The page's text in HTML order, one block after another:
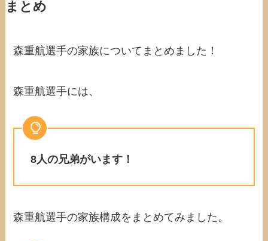
まとめ
森重航選手の家族についてまとめました！
森重航選手には、
8人の兄弟がいます！
森重航選手の家族構成をまとめてみました。